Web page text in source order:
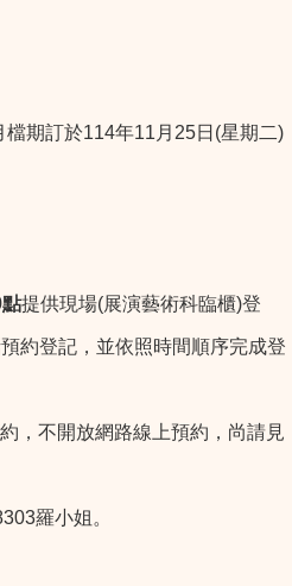
期訂於114年11月25日(星期二)
點提供現場(展演藝術科臨櫃)登
約登記，並依照時間順序完成登
，不開放網路線上預約，尚請見
羅小姐。